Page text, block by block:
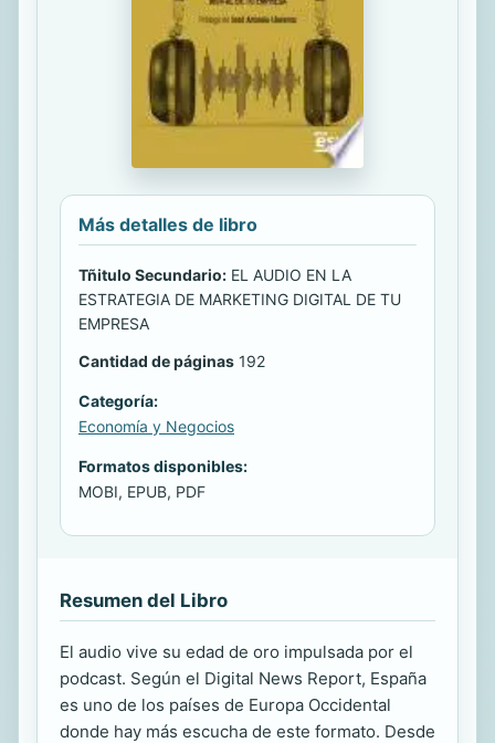
Más detalles de libro
Tñitulo Secundario: EL AUDIO EN LA
ESTRATEGIA DE MARKETING DIGITAL DE TU
EMPRESA
Cantidad de páginas 192
Categoría:
Economía y Negocios
Formatos disponibles:
MOBI, EPUB, PDF
Resumen del Libro
El audio vive su edad de oro impulsada por el
podcast. Según el Digital News Report, España
es uno de los países de Europa Occidental
donde hay más escucha de este formato. Desde